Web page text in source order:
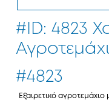
#ID: 4823
#4823
Εξαιρετικό αγροτεμάχιο